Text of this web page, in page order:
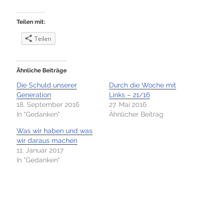
Teilen mit:
Teilen
Ähnliche Beiträge
Die Schuld unserer
Generation
18. September 2016
In "Gedanken"
Durch die Woche mit
Links – 21/16
27. Mai 2016
Ähnlicher Beitrag
Was wir haben und was
wir daraus machen
11. Januar 2017
In "Gedanken"